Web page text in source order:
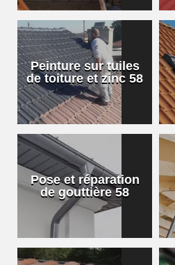
Peinture sur tuiles
de toiture et zinc 58
Pose et réparation
de gouttière 58